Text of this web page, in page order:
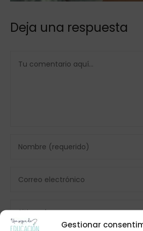
Gestionar
Deja una respuesta